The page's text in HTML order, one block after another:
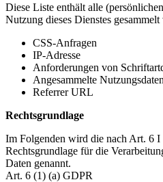
Diese Liste enthält alle
Nutzung dieses Dienstes gesammelt
CSS-Anfragen
IP-Adresse
Anforderungen von
Angesammelte Nutzungsdaten
Referrer URL
Rechtsgrundlage
Im Folgenden wird die nach Art. 6
Rechtsgrundlage für die
Daten genannt.
Art. 6 (1) (a) GDPR